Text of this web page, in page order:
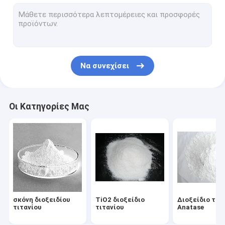
Micronized διοξείδιο τιτανίου
Νανο διοξείδιο τιτανίου
Οργανική σκόνη χρωστικών ουσιών
Να συνεχίσει
Οι Κατηγορίες Μας
σκόνη διοξειδίου
τιτανίου
TiO2 διοξείδιο
τιτανίου
Διοξείδιο
Anatase